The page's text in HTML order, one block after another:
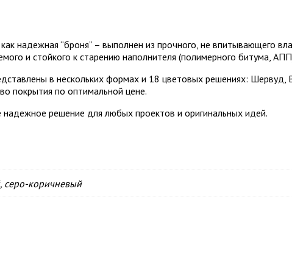
надежная “броня” – выполнен из прочного, не впитывающего
и стойкого к старению наполнителя (полимерного битума,
в нескольких формах и 18 цветовых решениях:
покрытия по оптимальной цене.
решение для любых проектов и оригинальных идей.
серо-коричневый